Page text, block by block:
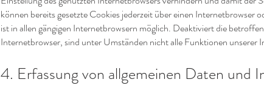
können bereits gesetzte Cookies jederzeit über einen Internetbrowser
ist in allen gängigen Internetbrowsern möglich. Deaktiviert die
Internetbrowser, sind unter Umständen nicht alle Funktionen unserer
4. Erfassung von allgemeinen Daten und